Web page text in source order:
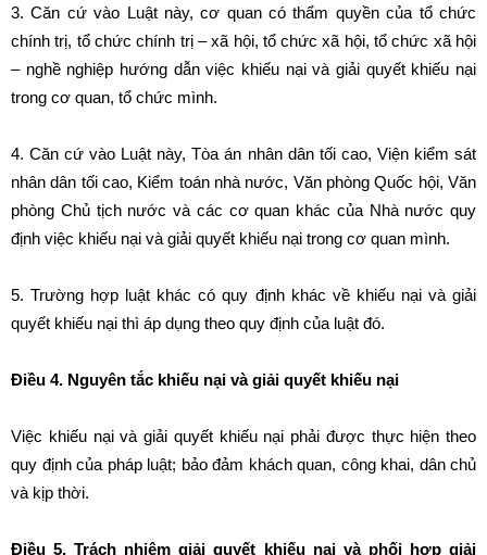
3. Căn cứ vào Luật này, cơ quan có thẩm quyền của tổ chức
chính trị, tổ chức chính trị – xã hội, tổ chức xã hội, tổ chức xã hội
– nghề nghiệp hướng dẫn việc khiếu nại và giải quyết khiếu nại
trong cơ quan, tổ chức mình.
4. Căn cứ vào Luật này, Tòa án nhân dân tối cao, Viện kiểm sát
nhân dân tối cao, Kiểm toán nhà nước, Văn phòng Quốc hội, Văn
phòng Chủ tịch nước và các cơ quan khác của Nhà nước quy
định việc khiếu nại và giải quyết khiếu nại trong cơ quan mình.
5. Trường hợp luật khác có quy định khác về khiếu nại và giải
quyết khiếu nại thì áp dụng theo quy định của luật đó.
Điều 4. Nguyên tắc khiếu nại và giải quyết khiếu nại
Việc khiếu nại và giải quyết khiếu nại phải được thực hiện theo
quy định của pháp luật; bảo đảm khách quan, công khai, dân chủ
và kịp thời.
Điều 5. Trách nhiệm giải quyết khiếu nại và phối hợp giải